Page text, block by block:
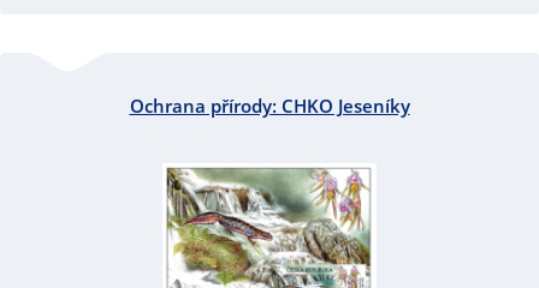
Ochrana přírody: CHKO Jeseníky